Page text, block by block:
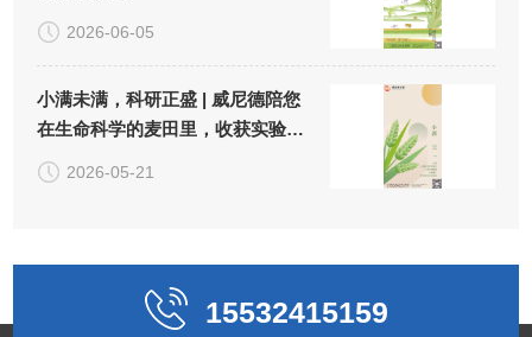
2026-06-05
小满未满，科研正盛 | 威尼德陪您
在生命科学的麦田里，收获实验
的"小小圆满"
2026-05-21
15532415159